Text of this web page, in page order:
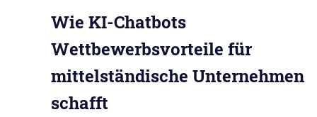
Wie KI-Chatbots
Wettbewerbsvorteile für
mittelständische Unternehmen
schafft